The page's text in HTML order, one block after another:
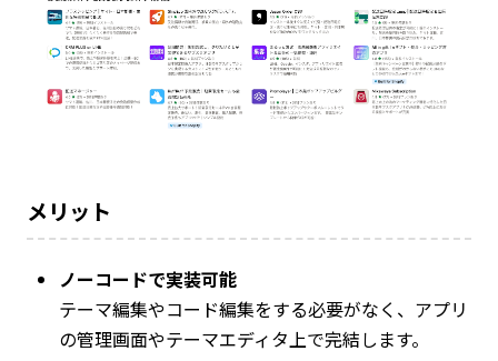
メリット
ノーコードで実装可能
テーマ編集やコード編集をする必要がなく、アプリ
の管理画面やテーマエディタ上で完結します。